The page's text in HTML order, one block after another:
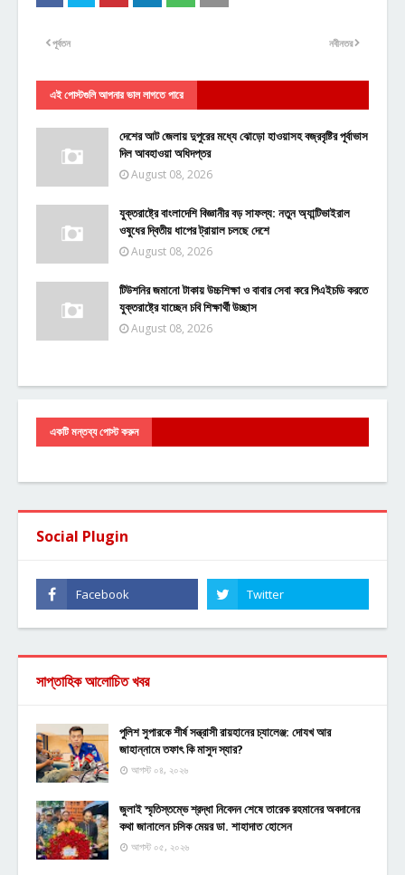
নবীনতর
পূর্বতন
এই পোস্টগুলি আপনার ভাল লাগতে পারে
দেশের আট জেলায় দুপুরের মধ্যে ঝোড়ো হাওয়াসহ বজ্রবৃষ্টির পূর্বাভাস
দিল আবহাওয়া অধিদপ্তর
August 08, 2026
যুক্তরাষ্ট্রে বাংলাদেশি বিজ্ঞানীর বড় সাফল্য: নতুন অ্যান্টিভাইরাল
ওষুধের দ্বিতীয় ধাপের ট্রায়াল চলছে দেশে
August 08, 2026
টিউশনির জমানো টাকায় উচ্চশিক্ষা ও বাবার সেবা করে পিএইচডি করতে
যুক্তরাষ্ট্রে যাচ্ছেন চবি শিক্ষার্থী উচ্ছাস
August 08, 2026
একটি মন্তব্য পোস্ট করুন
Social Plugin
সাপ্তাহিক আলোচিত খবর
পুলিশ সুপারকে শীর্ষ সন্ত্রাসী রায়হানের চ্যালেঞ্জ: দোযখ আর
জাহান্নামে তফাৎ কি মাসুদ স্যার?
আগস্ট ০৪, ২০২৬
জুলাই স্মৃতিস্তম্ভে শ্রদ্ধা নিবেদন শেষে তারেক রহমানের অবদানের
কথা জানালেন চসিক মেয়র ডা. শাহাদাত হোসেন
আগস্ট ০৫, ২০২৬